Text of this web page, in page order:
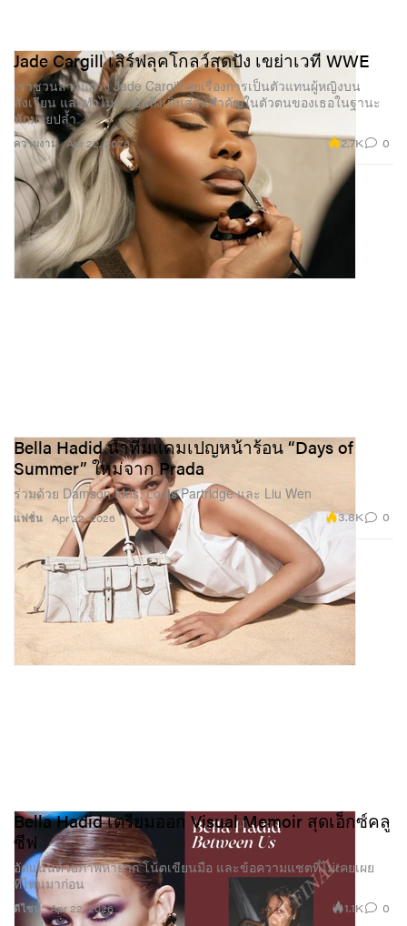
ความงาม
Jade Cargill เสิร์ฟลุคโกลว์สุดปัง เขย่าเวที WWE
เราชวนสาวแกร่ง Jade Cargill คุยเรื่องการเป็นตัวแทนผู้หญิงบน
สังเวียน และทำไมเมกอัพถึงเป็นส่วนสำคัญในตัวตนของเธอในฐานะ
นักมวยปล้ำ
Apr 22, 2026 2.7K 0
แฟชั่น
Bella Hadid นำทีมแคมเปญหน้าร้อน “Days of
Summer” ใหม่จาก Prada
ร่วมด้วย Damson Idris, Louis Partridge และ Liu Wen
Apr 22, 2026 3.8K 0
ดีไซน์
Bella Hadid เตรียมออก Visual Memoir สุดเอ็กซ์คลู
ซีฟ
อัดแน่นด้วยภาพหายาก โน้ตเขียนมือ และข้อความแชตที่ไม่เคยเผย
ที่ไหนมาก่อน
Apr 22, 2026 1.1K 0